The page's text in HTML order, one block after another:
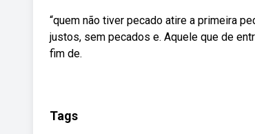
“quem não tiver pecado atire a primeira
justos, sem pecados e. Aquele que de
fim de.
Tags